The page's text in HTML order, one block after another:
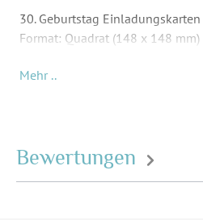
30. Geburtstag
Format: Quadrat (148 x 148 mm)
Inkl. Druck Ihr
separat bestellt werden.
Mehr ..
Bewertungen